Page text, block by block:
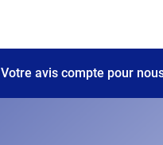
Votre avis compte pour